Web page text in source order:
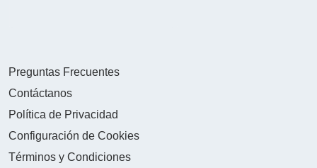
Preguntas Frecuentes
Contáctanos
Política de Privacidad
Configuración de Cookies
Términos y Condiciones